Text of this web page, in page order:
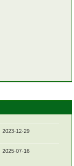
2023-12-29
2025-07-16